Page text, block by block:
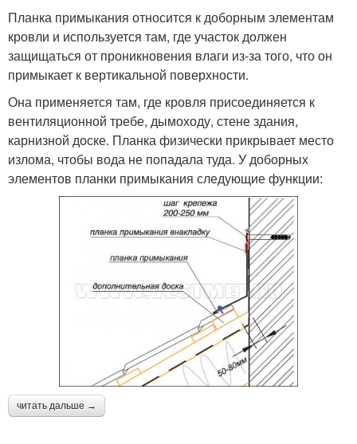
Планка примыкания относится к доборным элементам
кровли и используется там, где участок должен
защищаться от проникновения влаги из-за того, что он
примыкает к вертикальной поверхности.
Она применяется там, где кровля присоединяется к
вентиляционной требе, дымоходу, стене здания,
карнизной доске. Планка физически прикрывает место
излома, чтобы вода не попадала туда. У доборных
элементов планки примыкания следующие функции:
читать дальше →